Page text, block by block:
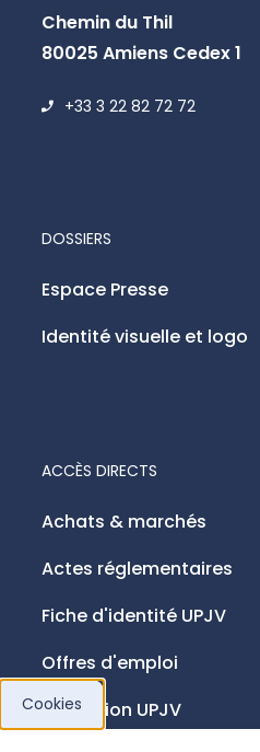
Chemin du Thil
80025 Amiens Cedex 1
+33 3 22 82 72 72
ACCÈS DIRECTS
Achats & marchés
Actes réglementaires
Fiche d'identité UPJV
Offres d'emploi
Fondation UPJV
DOSSIERS
Espace Presse
Identité visuelle et logo
Cookies